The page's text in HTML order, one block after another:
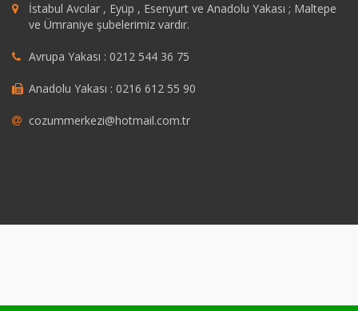
İstabul Avcılar , Eyüp , Esenyurt ve Anadolu Yakası ; Maltepe
ve Ümraniye şubelerimiz vardır.
Avrupa Yakası : 0212 544 36 75
Anadolu Yakası : 0216 612 55 90
cozummerkezi@hotmail.com.tr